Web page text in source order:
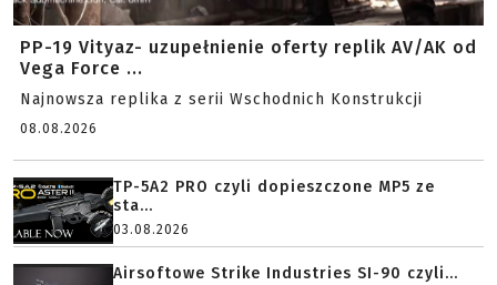
PP-19 Vityaz- uzupełnienie oferty replik AV/AK od
Vega Force ...
Najnowsza replika z serii Wschodnich Konstrukcji
08.08.2026
TP-5A2 PRO czyli dopieszczone MP5 ze
sta...
03.08.2026
Airsoftowe Strike Industries SI-90 czyli...